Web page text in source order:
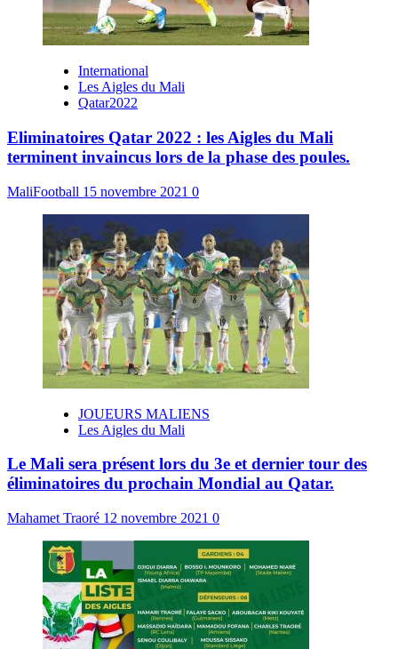
International
Les Aigles du Mali
Qatar2022
Eliminatoires Qatar 2022 : les Aigles du Mali
terminent invaincus lors de la phase des poules.
MaliFootball 15 novembre 2021 0
JOUEURS MALIENS
Les Aigles du Mali
Le Mali sera présent lors du 3e et dernier tour des
éliminatoires du prochain Mondial au Qatar.
Mahamet Traoré 12 novembre 2021 0